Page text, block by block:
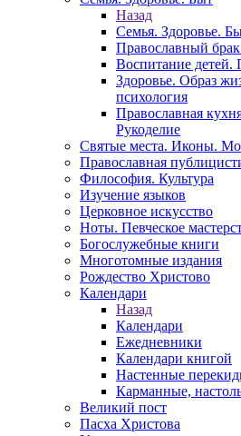
Назад
Семья. Здоровье.
Православный
Воспитание детей.
Здоровье. Образ
психология
Православная
Рукоделие
Святые места. Иконы.
Православная
Философия. Культура
Изучение языков
Церковное искусство
Ноты. Певческое
Богослужебные книги
Многотомные издания
Рождество Христово
Календари
Назад
Календари
Ежедневники
Календари книгой
Настенные
Карманные,
Великий пост
Пасха Христова